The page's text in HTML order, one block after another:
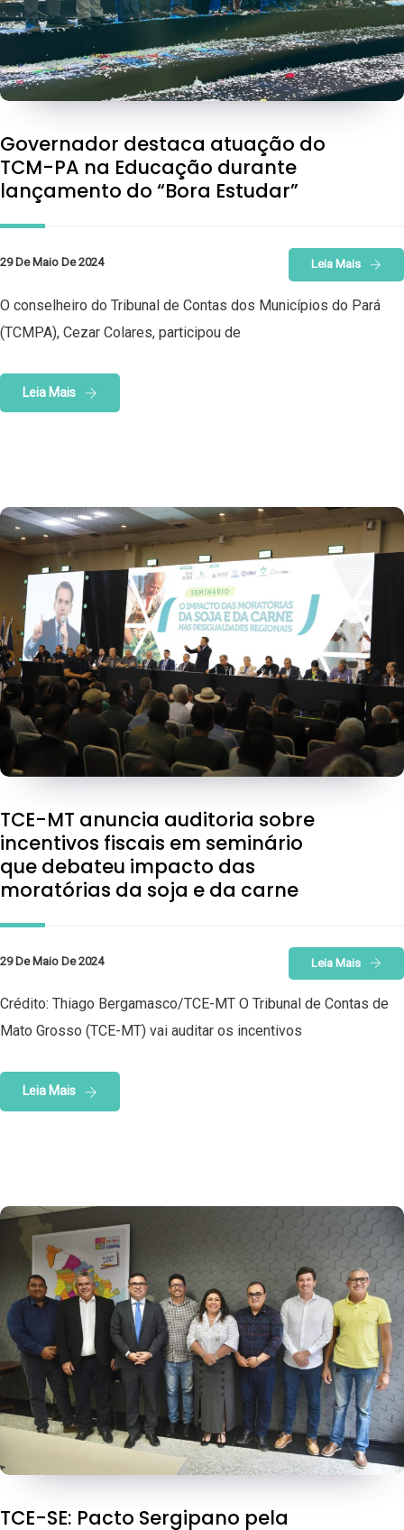
Governador destaca atuação do
TCM-PA na Educação durante
lançamento do “Bora Estudar”
29 De Maio De 2024 Leia Mais
O conselheiro do Tribunal de Contas dos Municípios do Pará
(TCMPA), Cezar Colares, participou de
Leia Mais
TCE-MT anuncia auditoria sobre
incentivos fiscais em seminário
que debateu impacto das
moratórias da soja e da carne
29 De Maio De 2024 Leia Mais
Crédito: Thiago Bergamasco/TCE-MT O Tribunal de Contas de
Mato Grosso (TCE-MT) vai auditar os incentivos
Leia Mais
TCE-SE: Pacto Sergipano pela